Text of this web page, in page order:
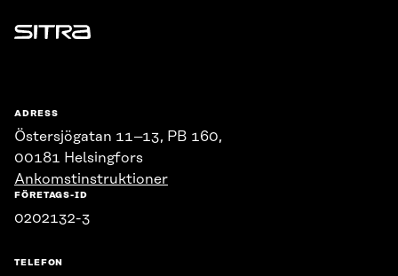
Sitra
ADRESS
Östersjögatan 11–13, PB 160,
00181 Helsingfors
Ankomstinstruktioner
FÖRETAGS-ID
0202132-3
TELEFON